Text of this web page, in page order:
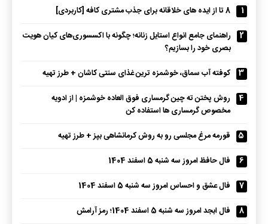
1
8 تا از ایده های خلاقانه برای جذب مشتری کافه [کاربردی]
2
راهنمای جامع انواع استایل زنانه؛ چگونه با اکسسوری‌های کیان هویت
بصری خود را بسازیم؟
3
کوفته آب سماق، خوشمزه ترین غذای سنتی کاشان + طرز تهیه
4
روش پختن ته چین گرمساری فوق العاده خوشمزه | از ادویه
مخصوص گرمساری ها استفاده کن
5
قورمه مرغ مجلسی رو به روش کرمانشاهی بپز + طرز تهیه
6
فال حافظ امروز سه شنبه 5 اسفند 1404
7
فال عشق و احساس امروز سه شنبه 5 اسفند 1404
8
فال ابجد امروز سه شنبه 5 اسفند 1404؛ رمز آرامش